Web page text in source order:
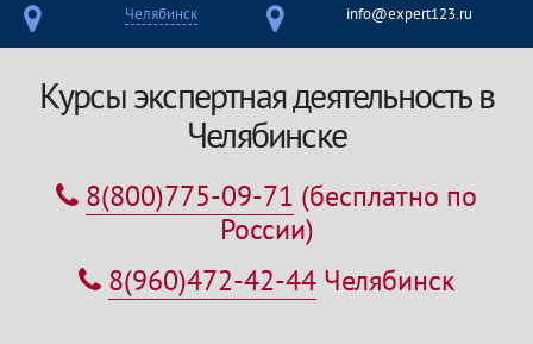
Челябинск info@expert123.ru
Курсы экспертная деятельность в
Челябинске
8(800)775-09-71 (бесплатно по
России)
8(960)472-42-44 Челябинск